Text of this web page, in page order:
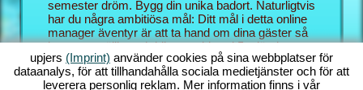
semester dröm. Bygg din unika badort. Naturligtvis
har du några ambitiösa mål: Ditt mål i detta online
manager äventyr är att ta hand om dina gäster så
bra som möjligt och bli en etablerad 5 stjärnig
resort. Du har massor av funktioner till ditt
förfogande. Ju längre du kommer i det här strand
spelet, desto fler möjligheter får du!
som du
upjers (Imprint) använder cookies på sina webbplatser för
dataanalys, för att tillhandahålla sociala medietjänster och för att
leverera personlig reklam. Mer information finns i vår